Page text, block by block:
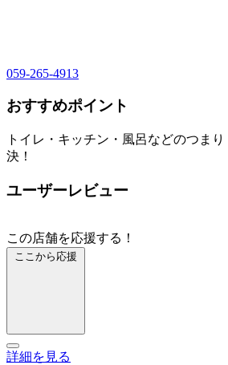
059-265-4913
おすすめポイント
トイレ・キッチン・風呂などのつま
決！
ユーザーレビュー
この店舗を応援する！
ここから応援
詳細を見る